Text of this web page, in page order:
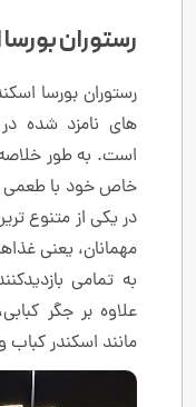
رستوران
رستوران بورسا
های نامزد شده
است. به طور
خاص خود با
در یکی از متنوع
مهمانان، یعنی
به تمامی
علاوه بر جگر
مانند اسکندر کباب و